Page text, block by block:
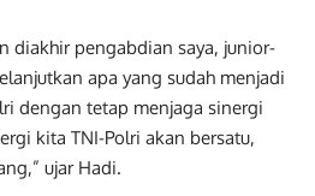
diakhir pengabdian saya, junior-
apa yang sudah menjadi
dengan tetap menjaga sinergi
kita TNI-Polri akan bersatu,
ujar Hadi.